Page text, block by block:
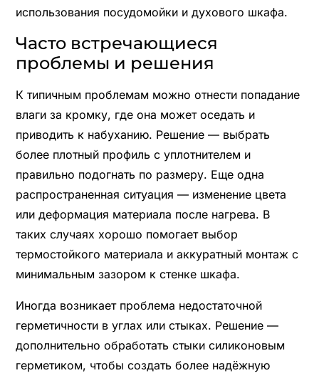
использования посудомойки и духового шкафа.
Часто встречающиеся
проблемы и решения
К типичным проблемам можно отнести попадание
влаги за кромку, где она может оседать и
приводить к набуханию. Решение — выбрать
более плотный профиль с уплотнителем и
правильно подогнать по размеру. Еще одна
распространенная ситуация — изменение цвета
или деформация материала после нагрева. В
таких случаях хорошо помогает выбор
термостойкого материала и аккуратный монтаж с
минимальным зазором к стенке шкафа.
Иногда возникает проблема недостаточной
герметичности в углах или стыках. Решение —
дополнительно обработать стыки силиконовым
герметиком, чтобы создать более надёжную